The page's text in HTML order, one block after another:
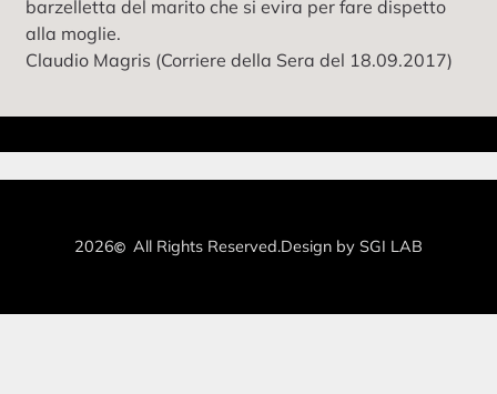
barzelletta del marito che si evira per fare dispetto
alla moglie.
Claudio Magris (Corriere della Sera del 18.09.2017)
2026 All Rights Reserved.Design by SGI LAB